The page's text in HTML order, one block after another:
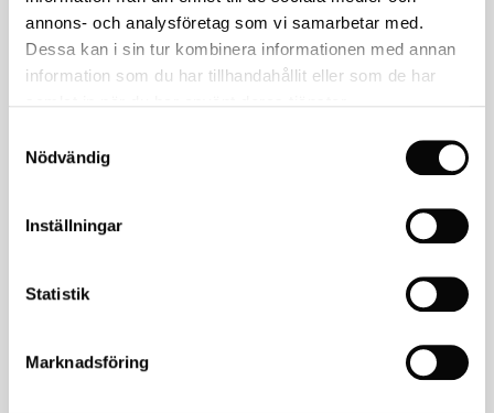
annons- och analysföretag som vi samarbetar med.
Dessa kan i sin tur kombinera informationen med annan
information som du har tillhandahållit eller som de har
Nödvändig
Inställningar
Statistik
Marknadsföring
120kr